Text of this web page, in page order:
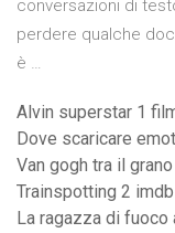
conversazioni di
perdere qualche
è …
Alvin superstar 1
Dove scaricare
Van gogh tra il
Trainspotting 2
La ragazza di